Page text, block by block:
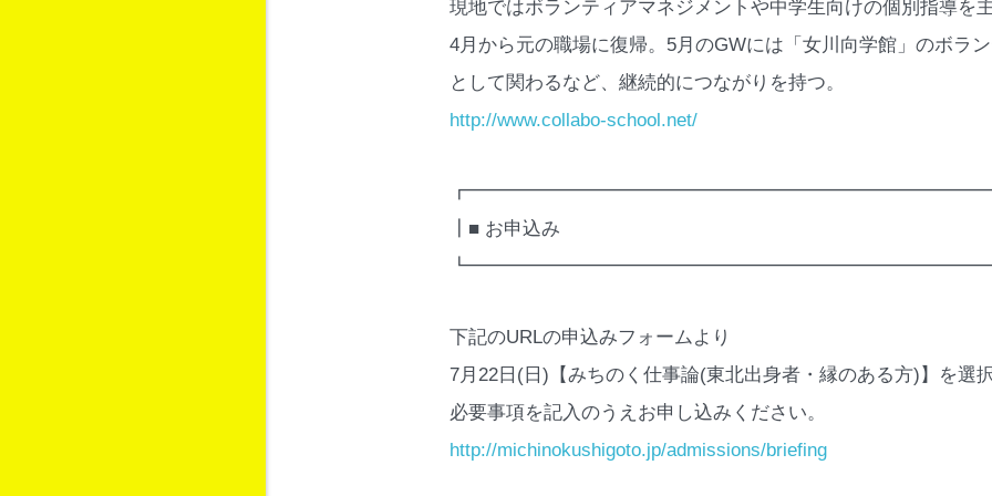
現地ではボランティアマネジメントや中学生向けの個別指導を主
4月から元の職場に復帰。5月のGWには「女川向学館」のボラ
として関わるなど、継続的につながりを持つ。
http://www.collabo-school.net/
┃■ お申込み
下記のURLの申込みフォームより
7月22日(日)【みちのく仕事論(東北出身者・縁のある方)】を選択
必要事項を記入のうえお申し込みください。
http://michinokushigoto.jp/admissions/briefing